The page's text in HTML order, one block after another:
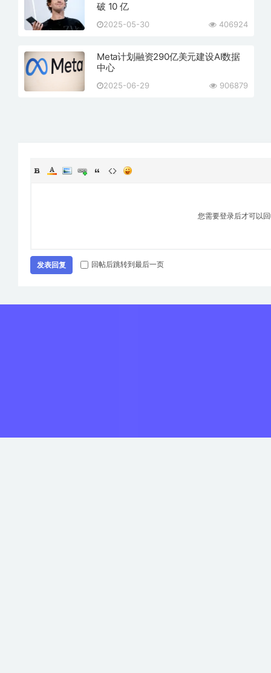
破 10 亿
2025-05-30 406924
Meta计划融资290亿美元建设AI数据
中心
2025-06-29 906879
您需要登录后才可以
发表回复 回帖后跳转到最后一页